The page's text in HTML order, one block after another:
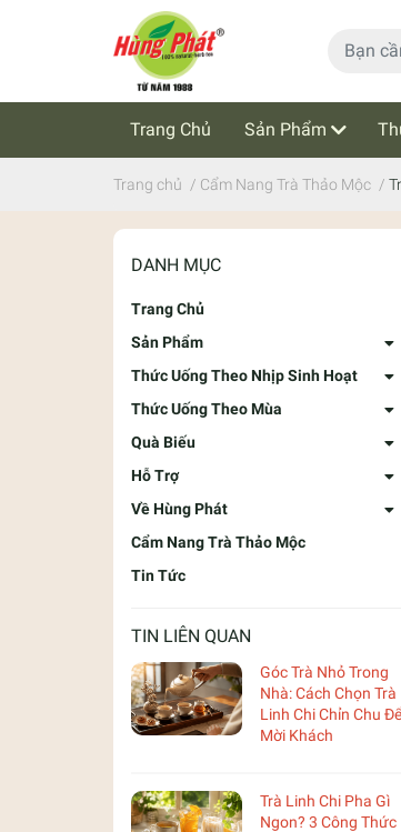
Trang Chủ Sản Phẩm
Cẩm Nang Trà Thảo Mộc Tin
Trang chủ / Cẩm Nang Trà Thảo Mộc /
DANH MỤC
Trang Chủ
Sản Phẩm
Thức Uống Theo Nhịp Sinh Hoạt
Thức Uống Theo Mùa
Quà Biếu
Hỗ Trợ
Về Hùng Phát
Cẩm Nang Trà Thảo Mộc
Tin Tức
TIN LIÊN QUAN
Góc Trà Nhỏ Trong
Nhà: Cách Chọn Trà
Linh Chi Chỉn Chu Để
Mời Khách
Trà Linh Chi Pha Gì
Ngon? 3 Công Thức